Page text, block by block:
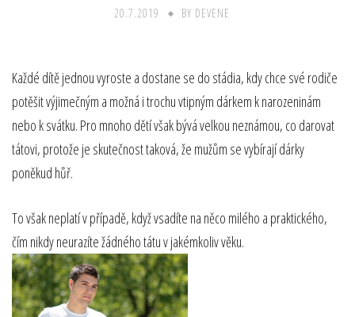
20.7.2019 BY DEVENE
Každé dítě jednou vyroste a dostane se do stádia, kdy chce své rodiče
potěšit výjimečným a možná i trochu vtipným dárkem k narozeninám
nebo k svátku. Pro mnoho dětí však bývá velkou neznámou, co darovat
tátovi, protože je skutečnost taková, že mužům se vybírají dárky
poněkud hůř.
To však neplatí v případě, když vsadíte na něco milého a praktického,
čím nikdy neurazíte žádného tátu v jakémkoliv věku.